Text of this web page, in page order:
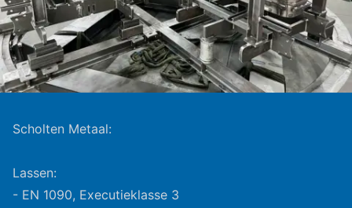
Scholten Metaal:
Lassen:
- EN 1090, Executieklasse 3